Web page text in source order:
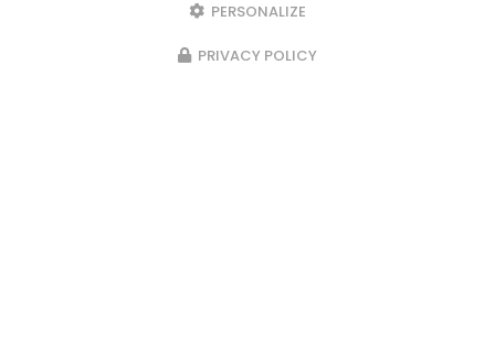
PERSONALIZE
PRIVACY POLICY